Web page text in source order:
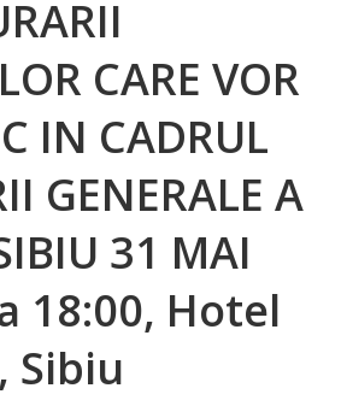
CARE VOR
IN CADRUL
GENERALE A
31 MAI
18:00, Hotel
Sibiu